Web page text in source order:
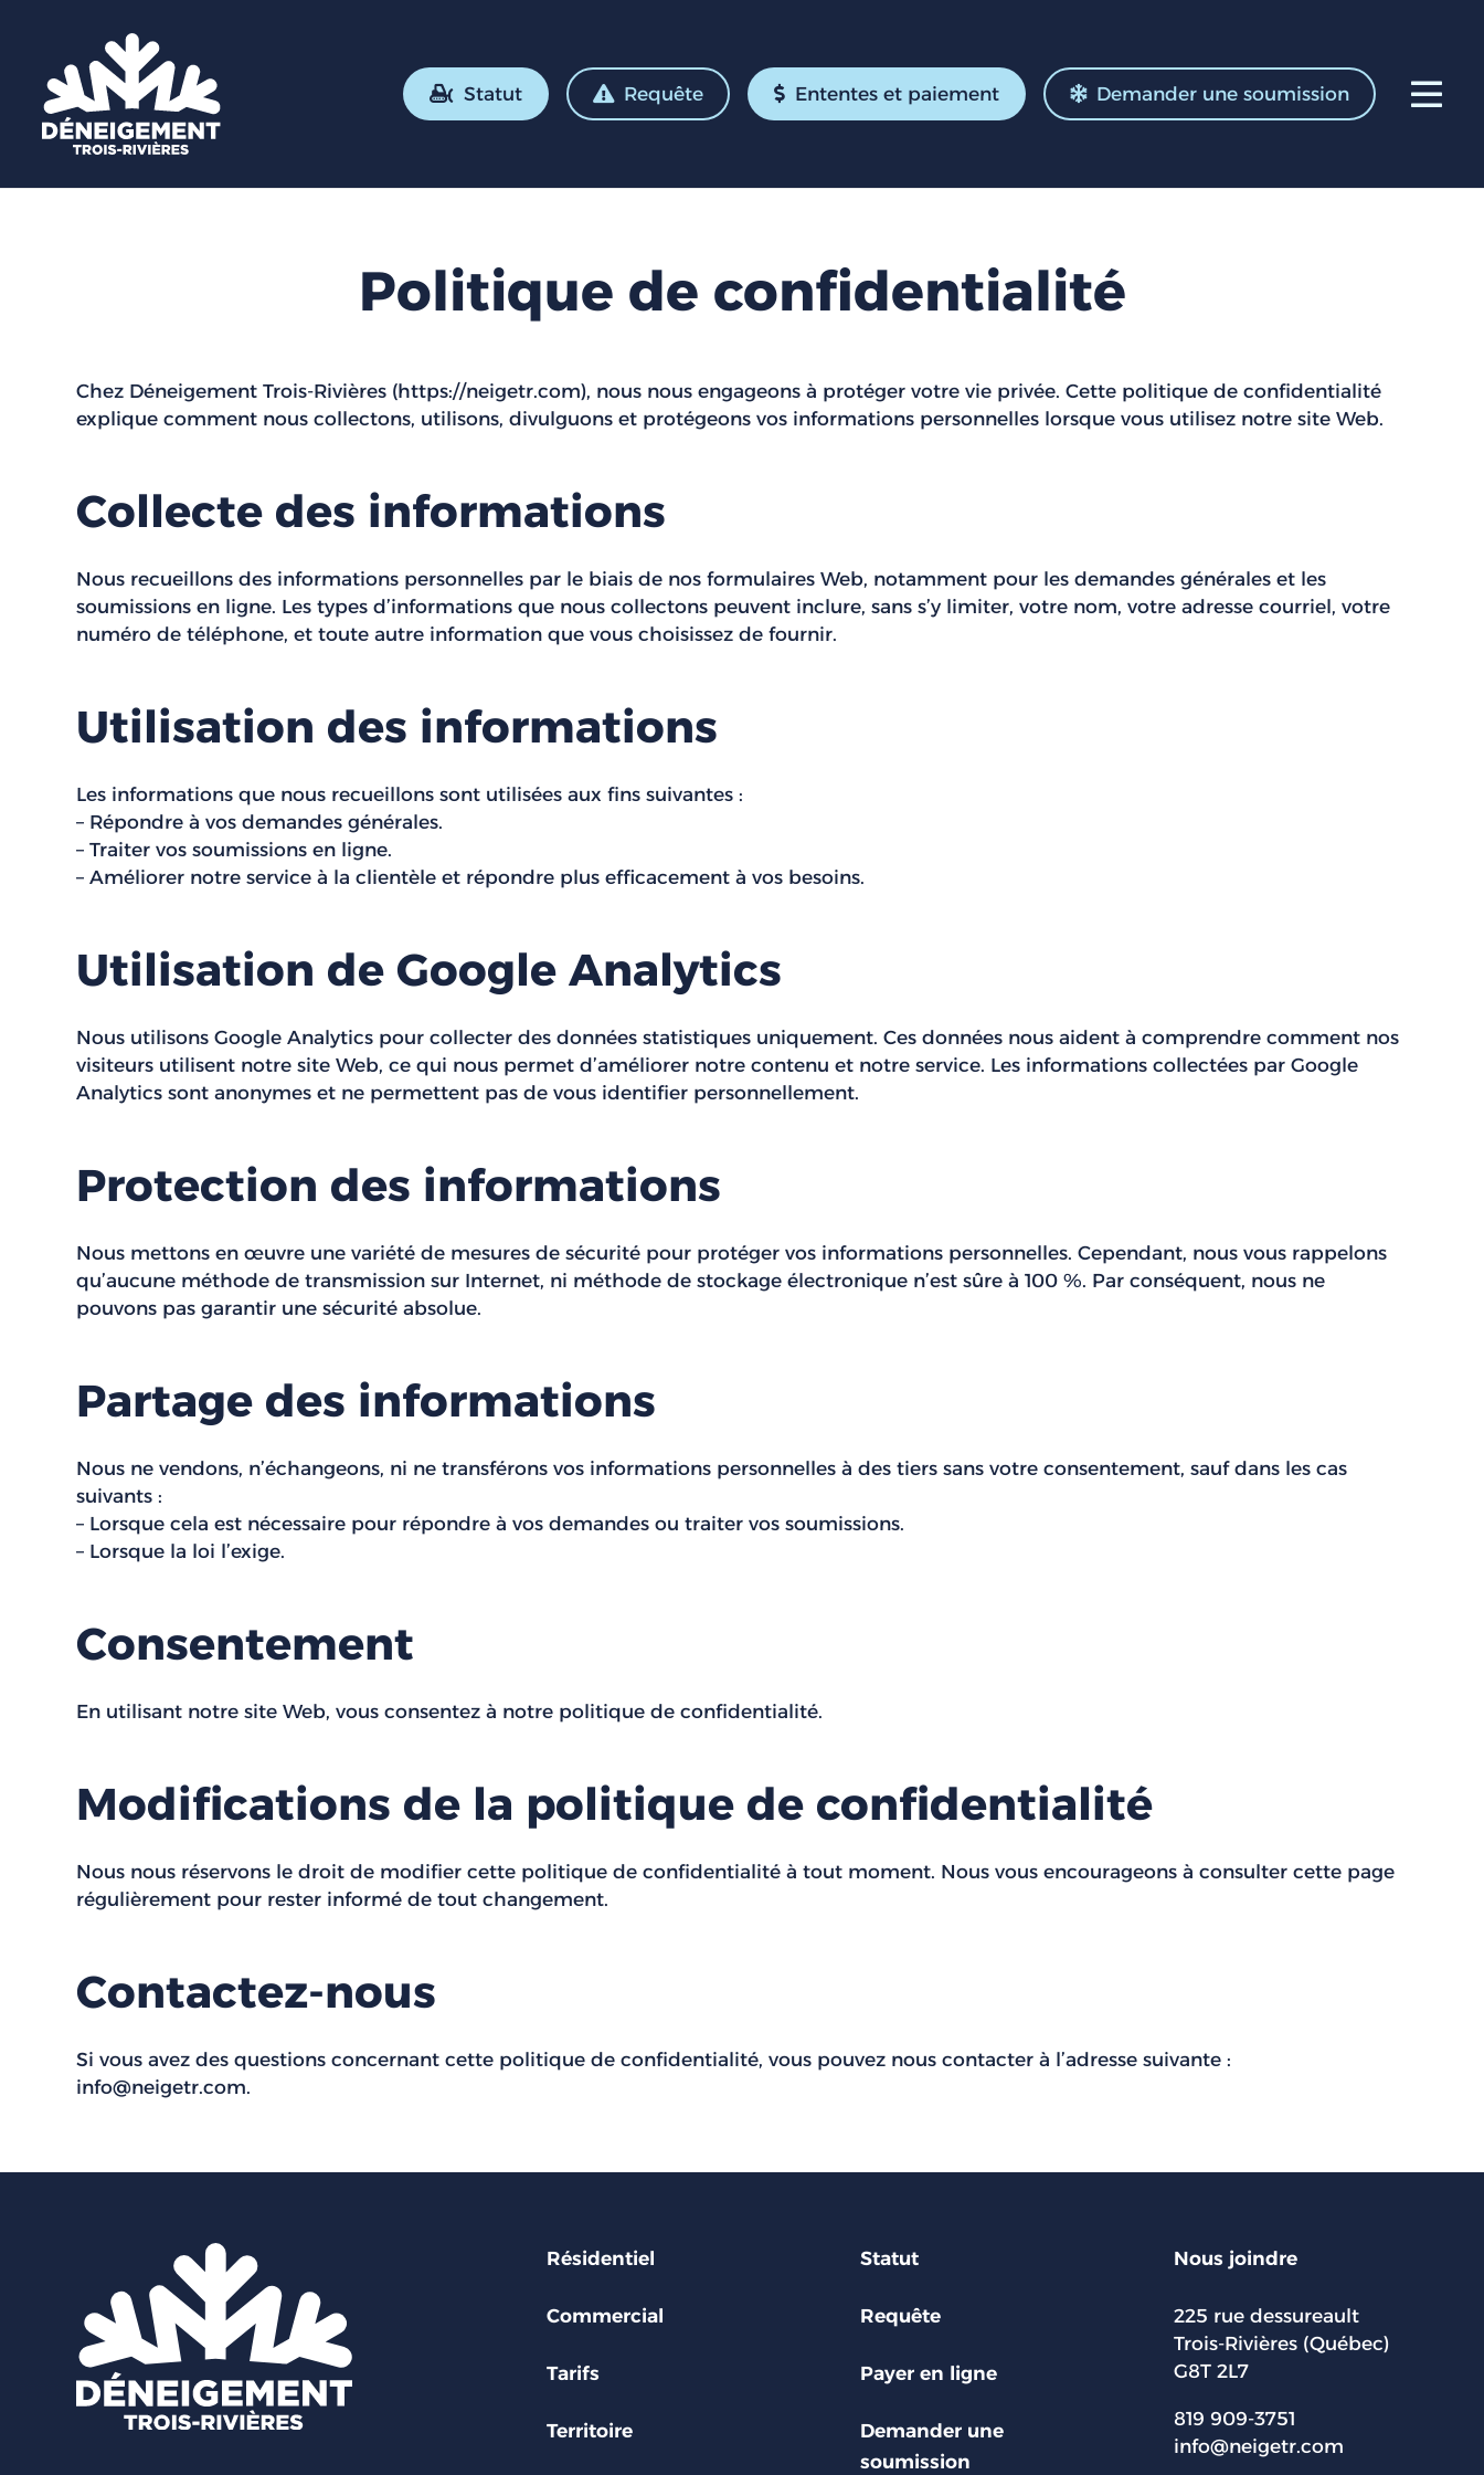
Statut Requête Ententes et paiement Demander une soumission
Politique de confidentialité
Chez Déneigement Trois-Rivières (https://neigetr.com), nous nous engageons à protéger votre vie privée. Cette politique de confidentialité
explique comment nous collectons, utilisons, divulguons et protégeons vos informations personnelles lorsque vous utilisez notre site Web.
Collecte des informations
Nous recueillons des informations personnelles par le biais de nos formulaires Web, notamment pour les demandes générales et les
soumissions en ligne. Les types d’informations que nous collectons peuvent inclure, sans s’y limiter, votre nom, votre adresse courriel, votre
numéro de téléphone, et toute autre information que vous choisissez de fournir.
Utilisation des informations
Les informations que nous recueillons sont utilisées aux fins suivantes :
– Répondre à vos demandes générales.
– Traiter vos soumissions en ligne.
– Améliorer notre service à la clientèle et répondre plus efficacement à vos besoins.
Utilisation de Google Analytics
Nous utilisons Google Analytics pour collecter des données statistiques uniquement. Ces données nous aident à comprendre comment nos
visiteurs utilisent notre site Web, ce qui nous permet d’améliorer notre contenu et notre service. Les informations collectées par Google
Analytics sont anonymes et ne permettent pas de vous identifier personnellement.
Protection des informations
Nous mettons en œuvre une variété de mesures de sécurité pour protéger vos informations personnelles. Cependant, nous vous rappelons
qu’aucune méthode de transmission sur Internet, ni méthode de stockage électronique n’est sûre à 100 %. Par conséquent, nous ne
pouvons pas garantir une sécurité absolue.
Partage des informations
Nous ne vendons, n’échangeons, ni ne transférons vos informations personnelles à des tiers sans votre consentement, sauf dans les cas
suivants :
– Lorsque cela est nécessaire pour répondre à vos demandes ou traiter vos soumissions.
– Lorsque la loi l’exige.
Consentement
En utilisant notre site Web, vous consentez à notre politique de confidentialité.
Modifications de la politique de confidentialité
Nous nous réservons le droit de modifier cette politique de confidentialité à tout moment. Nous vous encourageons à consulter cette page
régulièrement pour rester informé de tout changement.
Contactez-nous
Si vous avez des questions concernant cette politique de confidentialité, vous pouvez nous contacter à l’adresse suivante :
info@neigetr.com.
Résidentiel
Commercial
Tarifs
Territoire
Statut
Requête
Payer en ligne
Demander une
soumission
Nous joindre
225 rue dessureault
Trois-Rivières (Québec)
G8T 2L7
819 909-3751
info@neigetr.com